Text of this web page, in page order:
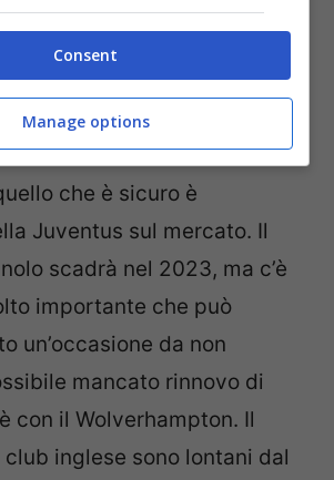
Traorè è ancora molto
che è sicuro è
Juventus sul mercato. Il
scadrà nel 2023, ma c’è
importante che può
un’occasione da non
mancato rinnovo di
con il Wolverhampton. Il
inglese sono lontani dal
Consent
Manage options